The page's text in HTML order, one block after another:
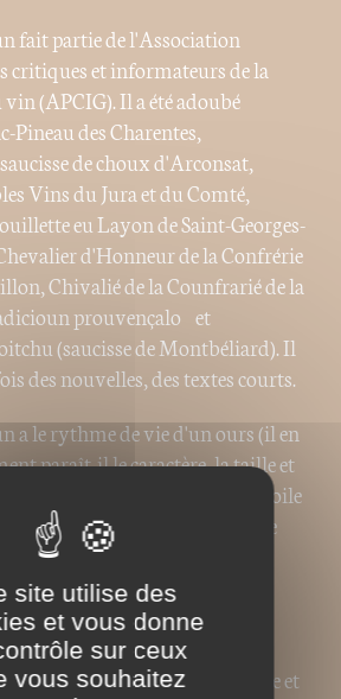
fait partie de l'Association
critiques et informateurs de la
(APCIG). Il a été adoubé
Pineau des Charentes,
de choux d'Arconsat,
Vins du Jura et du Comté,
eu Layon de Saint-Georges-
d'Honneur de la Confrérie
Chivalié de la Counfrarié de la
prouvençalo et
(saucisse de Montbéliard). Il
des nouvelles, des textes courts.
a le rythme de vie d'un ours (il en
paraît-il le caractère, la taille et
de resto en producteur et de toile
de producteur en vigneron, de
… Il hiberne l'hiver au
son code civil et son code
de l'année en Jordanie ou à
de livres et des tonnes de
beurre, au jambon, en famille et
site utilise des
et vous donne
sur ceux
vous souhaitez